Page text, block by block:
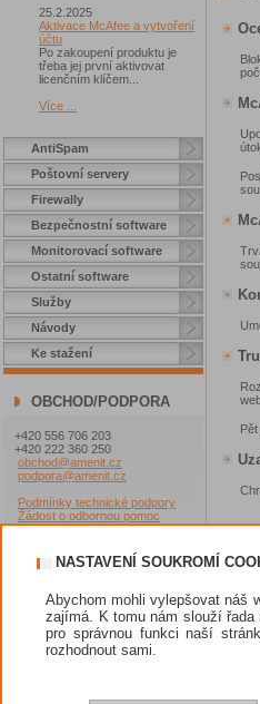
25.2.2025
Aktivace McAfee a vytvoření
účtu
Po zakoupení produktu je
třeba jej první aktivovat
licenčním klíčem...
Více ...
AntiSpam
Poštovní servery
Firewally
Bezpečnostní software
Monitorovací software
Ostatní software
Služby
Návody
Ke stažení
OBCHOD/PODPORA
+420 556 706 203
+420 222 360 250
obchod@amenit.cz
podpora@amenit.cz
Podmínky technické podpory
Žádost o odbornou pomoc
Jak nakupovat?
Dárek při nákupu
Způsoby platby
Obchodní podmínky
NASTAVENÍ SOUKROMÍ
Abychom mohli vylepšovat náš
zajímá. K tomu nám slouží
pro správnou funkci naší
rozhodnout sami.